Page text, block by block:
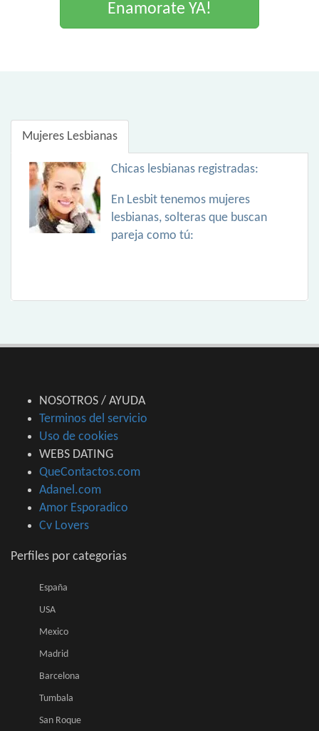
Enamorate YA!
Mujeres Lesbianas
Chicas lesbianas registradas:
En Lesbit tenemos mujeres
lesbianas, solteras que buscan
pareja como tú:
NOSOTROS / AYUDA
Terminos del servicio
Uso de cookies
WEBS DATING
QueContactos.com
Adanel.com
Amor Esporadico
Cv Lovers
Perfiles por categorias
España
USA
Mexico
Madrid
Barcelona
Tumbala
San Roque